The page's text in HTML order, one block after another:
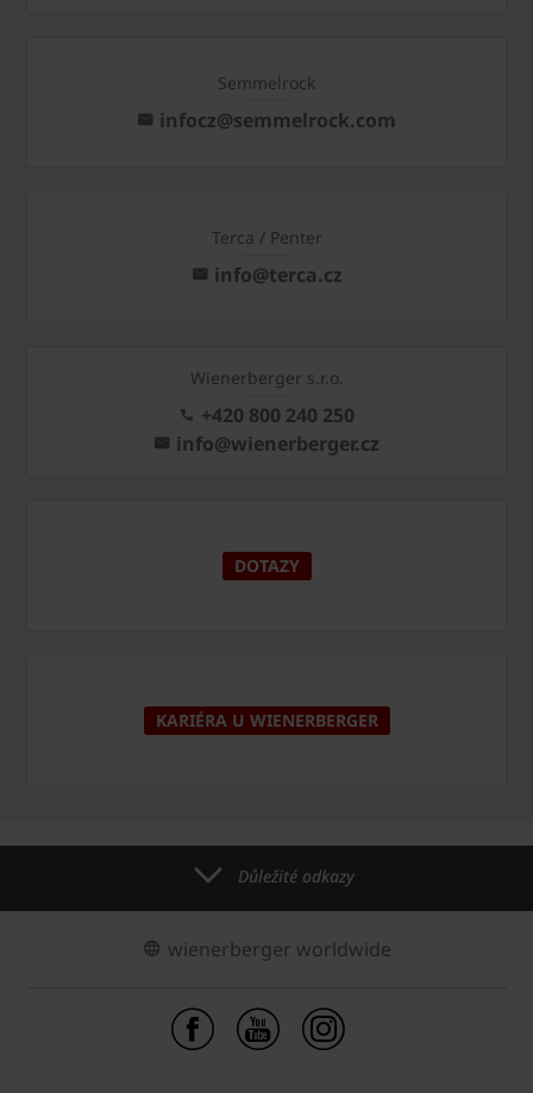
Semmelrock
infocz@semmelrock.com
Terca / Penter
info@terca.cz
Wienerberger s.r.o.
+420 800 240 250
info@wienerberger.cz
DOTAZY
KARIÉRA U WIENERBERGER
Důležité odkazy
wienerberger worldwide